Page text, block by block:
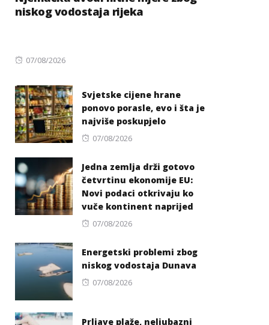
niskog vodostaja rijeka
Posted
07/08/2026
Svjetske cijene hrane
ponovo porasle, evo i šta je
najviše poskupjelo
Posted
07/08/2026
Jedna zemlja drži gotovo
četvrtinu ekonomije EU:
Novi podaci otkrivaju ko
vuče kontinent naprijed
Posted
07/08/2026
Energetski problemi zbog
niskog vodostaja Dunava
Posted
07/08/2026
Prljave plaže, neljubazni